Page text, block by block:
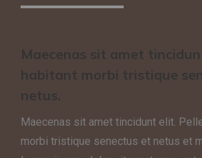
Maecenas sit amet
habitant morbi tristique
netus.
Maecenas sit amet tincidunt elit.
morbi tristique senectus et netus et